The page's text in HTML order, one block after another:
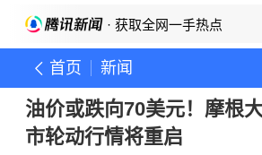
· 获取全网一手热点
首页 新闻
油价或跌向70美元！摩根
市轮动行情将重启